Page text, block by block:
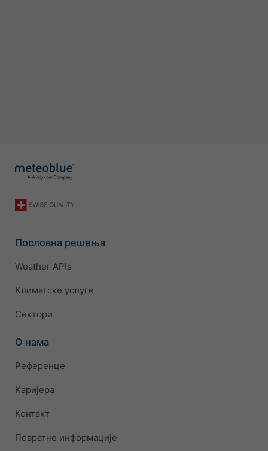
Пословна решења
Weather APIs
Климатске услуге
Сектори
О нама
Референце
Каријера
Контакт
Повратне информације